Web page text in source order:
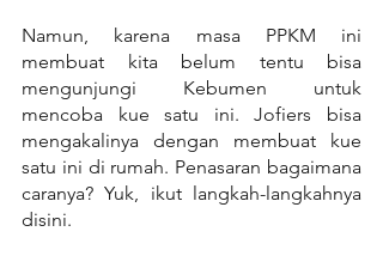
Namun, karena masa PPKM ini
membuat kita belum tentu bisa
mengunjungi Kebumen untuk
mencoba kue satu ini. Jofiers bisa
mengakalinya dengan membuat kue
satu ini di rumah. Penasaran bagaimana
caranya? Yuk, ikut langkah-langkahnya
disini.